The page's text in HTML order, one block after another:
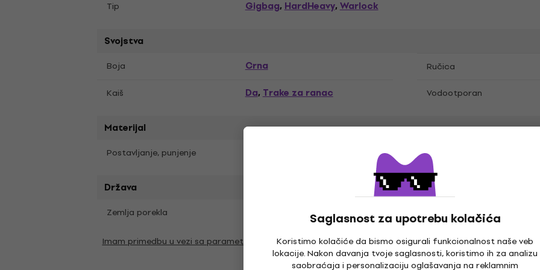
Saglasnost za upotrebu kolačića
Koristimo kolačiće da bismo osigurali funkcionalnost naše veb
lokacije. Nakon davanja tvoje saglasnosti, koristimo ih za analizu
saobraćaja i personalizaciju oglašavanja na reklamnim
Tip Gigbag,HardHeavy,Warlock
Svojstva
Boja Crna Ručica
Kaiš Da,Trake za ranac Vodootporan
Materijal
Postavljanje, punjenje
Država
Zemlja porekla
Imam primedbu u vezi sa parametrima